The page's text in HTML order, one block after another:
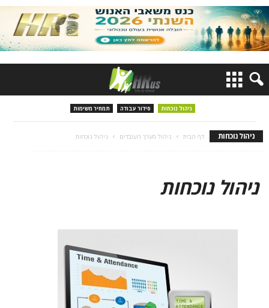
ניהול נוכחות סידור עבודה תמחיר משימות
ניהול נוכחות דף הבית ניהול מערך העובדים ניהול נוכחות
ניהול נוכחות